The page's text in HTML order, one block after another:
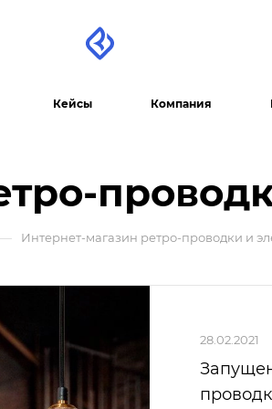
Кейсы Компания
Интернет-магазин ретро-проводки и
28.02.2021